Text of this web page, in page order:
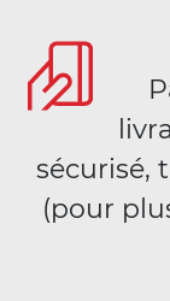
sécurisé,
(pour